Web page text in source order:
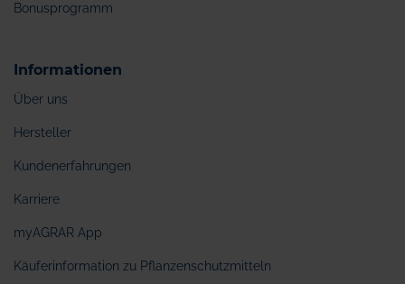
Bonusprogramm
Informationen
Über uns
Hersteller
Kundenerfahrungen
Karriere
myAGRAR App
Käuferinformation zu Pflanzenschutzmitteln